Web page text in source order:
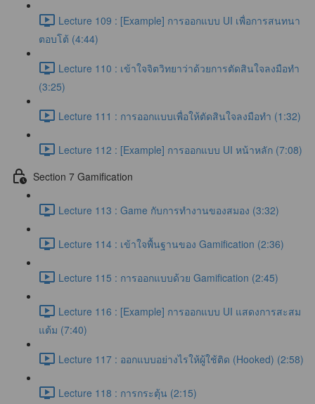
Lecture 109 : [Example] การออกแบบ UI เพื่อการสนทนา
ตอบโต้ (4:44)
Lecture 110 : เข้าใจจิตวิทยาว่าด้วยการตัดสินใจลงมือทำ
(3:25)
Lecture 111 : การออกแบบเพื่อให้ตัดสินใจลงมือทำ (1:32)
Lecture 112 : [Example] การออกแบบ UI หน้าหลัก (7:08)
Section 7 Gamification
Lecture 113 : Game กับการทำงานของสมอง (3:32)
Lecture 114 : เข้าใจพื้นฐานของ Gamification (2:36)
Lecture 115 : การออกแบบด้วย Gamification (2:45)
Lecture 116 : [Example] การออกแบบ UI แสดงการสะสม
แต้ม (7:40)
Lecture 117 : ออกแบบอย่างไรให้ผู้ใช้ติด (Hooked) (2:58)
Lecture 118 : การกระตุ้น (2:15)